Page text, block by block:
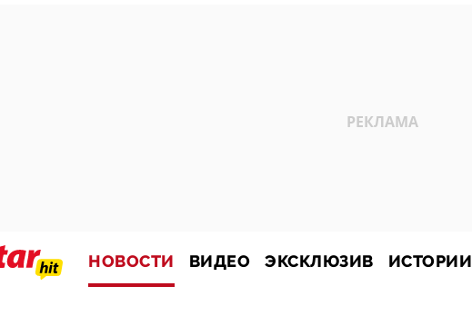
НОВОСТИ ВИДЕО ЭКСКЛЮЗИВ ИСТОРИИ